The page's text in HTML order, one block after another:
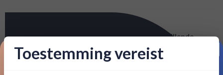
Verzending is gratis vanaf€125,-
: voor 15:00, morgen in huis (uitzondering bij
artikel vermeld)
Citadelle Original wordt gemaakt uit 19 verschillende
botanicals. Op de neus ontdek je geuren van verse
bloemen, zoals jasmijn en kamperfoelie, en natuurlijk ook
Toestemming vereist
Proost op je eerste korting!